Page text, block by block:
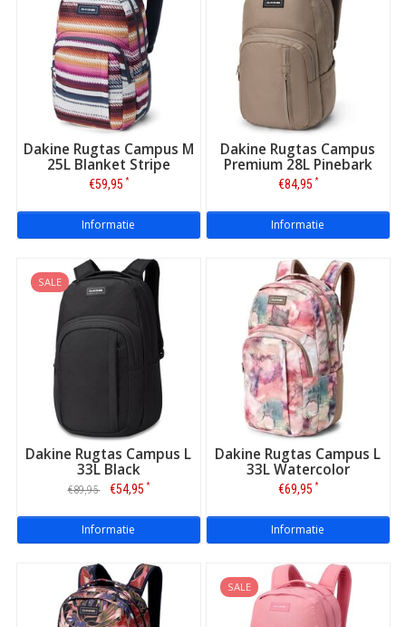
Dakine Rugtas Campus M
25L Blanket Stripe
€59,95 *
Informatie
Dakine Rugtas Campus
Premium 28L Pinebark
€84,95 *
Informatie
SALE
Dakine Rugtas Campus L
33L Black
€89,95 €54,95 *
Informatie
Dakine Rugtas Campus L
33L Watercolor
€69,95 *
Informatie
SALE